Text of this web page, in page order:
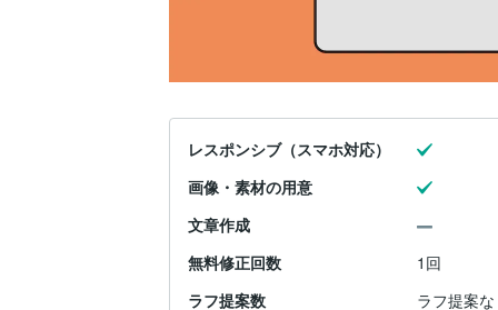
レスポンシブ（スマホ対応）
画像・素材の用意
文章作成
無料修正回数
1回
ラフ提案数
ラフ提案